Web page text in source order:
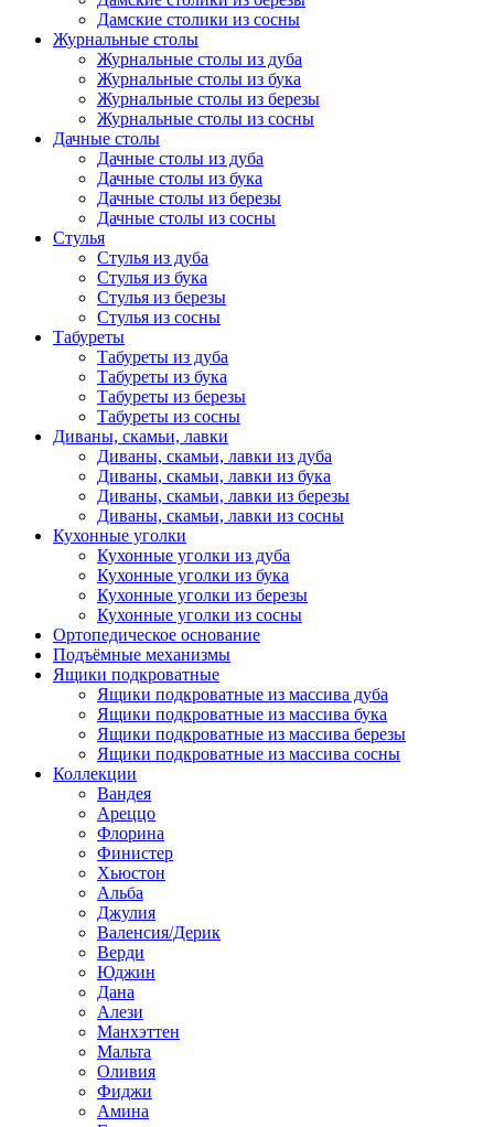
Дамские столики из сосны
Журнальные столы
Журнальные столы из дуба
Журнальные столы из бука
Журнальные столы из березы
Журнальные столы из сосны
Дачные столы
Дачные столы из дуба
Дачные столы из бука
Дачные столы из березы
Дачные столы из сосны
Стулья
Стулья из дуба
Стулья из бука
Стулья из березы
Стулья из сосны
Табуреты
Табуреты из дуба
Табуреты из бука
Табуреты из березы
Табуреты из сосны
Диваны, скамьи, лавки
Диваны, скамьи, лавки из дуба
Диваны, скамьи, лавки из бука
Диваны, скамьи, лавки из березы
Диваны, скамьи, лавки из сосны
Кухонные уголки
Кухонные уголки из дуба
Кухонные уголки из бука
Кухонные уголки из березы
Кухонные уголки из сосны
Ортопедическое основание
Подъёмные механизмы
Ящики подкроватные
Ящики подкроватные из массива дуба
Ящики подкроватные из массива бука
Ящики подкроватные из массива березы
Ящики подкроватные из массива сосны
Коллекции
Вандея
Ареццо
Флорина
Финистер
Хьюстон
Альба
Джулия
Валенсия/Дерик
Верди
Юджин
Дана
Алези
Манхэттен
Мальта
Оливия
Фиджи
Амина